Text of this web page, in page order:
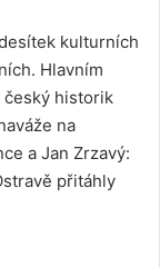
kulturních
Hlavním
český historik
na
a Jan Zrzavý:
přitáhly